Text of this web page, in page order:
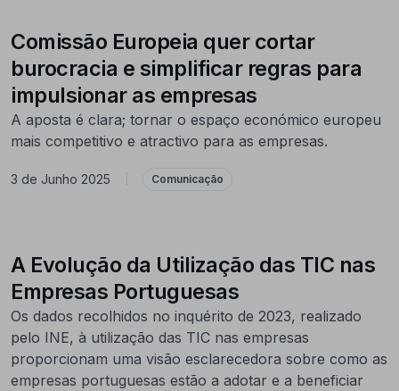
Comissão Europeia quer cortar
burocracia e simplificar regras para
impulsionar as empresas
A aposta é clara; tornar o espaço económico europeu
mais competitivo e atractivo para as empresas.
3 de Junho 2025 Comunicação
A Evolução da Utilização das TIC nas
Empresas Portuguesas
Os dados recolhidos no inquérito de 2023, realizado
pelo INE, à utilização das TIC nas empresas
proporcionam uma visão esclarecedora sobre como as
empresas portuguesas estão a adotar e a beneficiar